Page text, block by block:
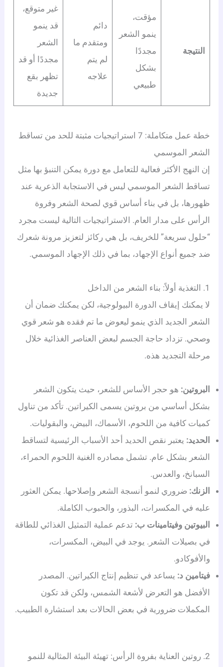
النتيجة
مؤقت،
ينمو الشعر
مجددًا
بشكل
طبيعي
دائم
ومتقدم ما
لم يتم
علاجه
غير متوقع،
قد ينمو
الشعر
مجددًا أو قد
تظهر بقع
جديدة
خطة عمل متكاملة: 7 استراتيجيات مثبتة للحد من تساقط
الشعر الموسمي
إن النهج الأكثر فعالية للتعامل مع دورة يمكن التنبؤ بها مثل
تساقط الشعر الموسمي ليس في الاستجابة الذعرية عند
ظهورها، بل في بناء أساس قوي لصحة الشعر وفروة
الرأس على مدار العام. الاستراتيجيات التالية ليست مجرد
“حلول سريعة” للخريف، بل هي ركائز لتعزيز مرونة شعرك
ضد جميع أنواع الإجهاد، بما في ذلك الإجهاد الموسمي.
لا يمكنك إيقاف الدورة البيولوجية، لكن يمكنك ضمان أن
الشعر الجديد الذي ينمو ليعوض ما تم فقده هو شعر قوي
وصحي. تزداد حاجة الجسم لبعض العناصر الغذائية خلال
مرحلة التجديد هذه.
البروتين:هو حجر الأساس للشعر، حيث يتكون الشعر
بشكل أساسي من بروتين يسمى الكيراتين. تأكد من تناول
كميات كافية من اللحوم، الأسماك، البيض، والبقوليات.
الحديد:يعتبر نقص الحديد أحد الأسباب الرئيسية لتساقط
الشعر بشكل عام. تشمل مصادره الغنية اللحوم الحمراء،
السبانخ، والعدس.
الزنك:ضروري لنمو أنسجة الشعر وإصلاحها. يمكن العثور
عليه في المكسرات، البذور، والحبوب الكاملة.
البيوتين وفيتامينات ب:تدعم عملية التمثيل الغذائي للطاقة
في بصيلات الشعر. يوجد في البيض، المكسرات،
والأفوكادو.
فيتامين د: يساعد في تنظيم إنتاج الكيراتين. المصدر
الأفضل هو التعرض لأشعة الشمس، ولكن قد تكون
المكملات ضرورية في بعض الحالات بعد استشارة الطبيب.